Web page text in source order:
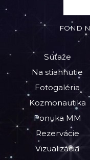
FOND
Súťaže
Na stiahnutie
Fotogaléria
Kozmonautika
Ponuka MM
Rezervácie
Vizualizácia